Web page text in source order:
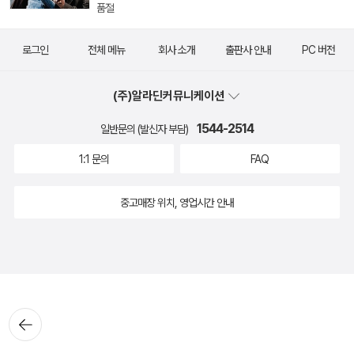
품절
뒤로가
기
로그인 전체 메뉴 회사 소개 출판사 안내 PC 버전
(주)알라딘커뮤니케이션
일반문의 (발신자 부담) 1544-2514
1:1 문의 FAQ
중고매장 위치, 영업시간 안내